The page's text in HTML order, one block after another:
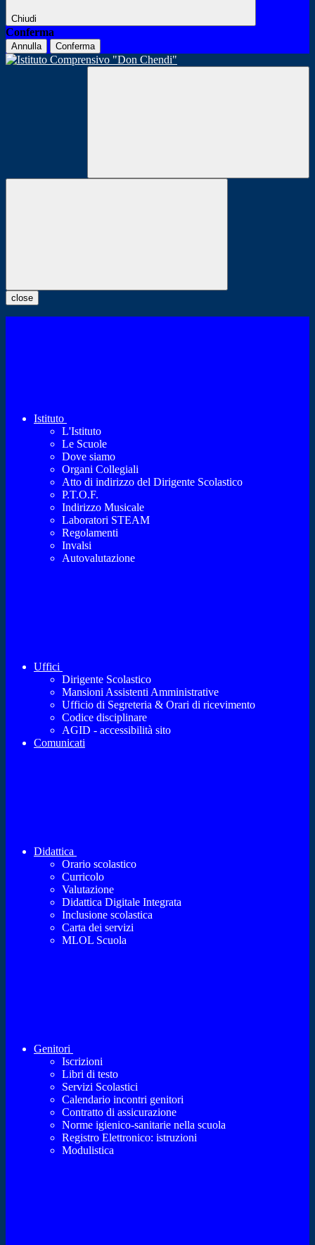
Chiudi
Conferma
Annulla Conferma
close
Istituto
L'Istituto
Le Scuole
Dove siamo
Organi Collegiali
Atto di indirizzo del Dirigente Scolastico
P.T.O.F.
Indirizzo Musicale
Laboratori STEAM
Regolamenti
Invalsi
Autovalutazione
Uffici
Dirigente Scolastico
Mansioni Assistenti Amministrative
Ufficio di Segreteria & Orari di ricevimento
Codice disciplinare
AGID - accessibilità sito
Comunicati
Didattica
Orario scolastico
Curricolo
Valutazione
Didattica Digitale Integrata
Inclusione scolastica
Carta dei servizi
MLOL Scuola
Genitori
Iscrizioni
Libri di testo
Servizi Scolastici
Calendario incontri genitori
Contratto di assicurazione
Norme igienico-sanitarie nella scuola
Registro Elettronico: istruzioni
Modulistica